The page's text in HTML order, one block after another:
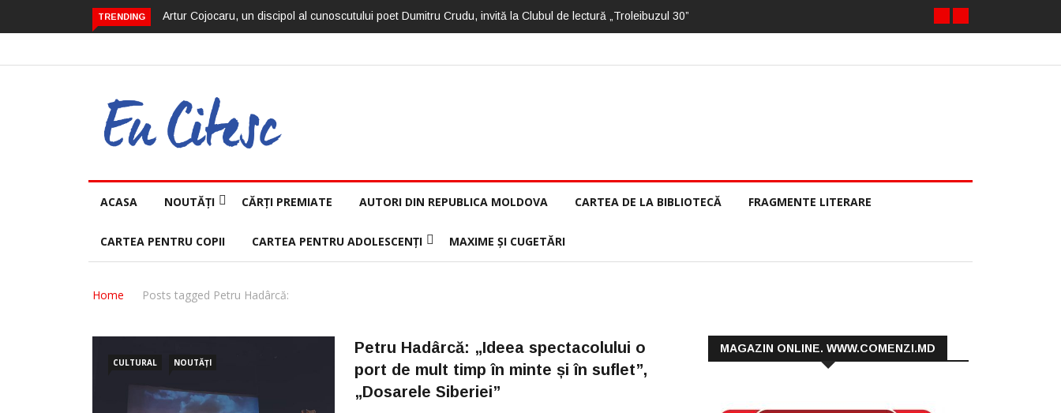
TRENDING Artur Cojocaru, un discipol al cunoscutului poet Dumitru Crudu, invită la Clubul de lectură „Troleibuzul 30”
ACASA NOUTĂȚI CĂRȚI PREMIATE AUTORI DIN REPUBLICA MOLDOVA CARTEA DE LA BIBLIOTECĂ FRAGMENTE LITERARE
CARTEA PENTRU COPII CARTEA PENTRU ADOLESCENȚI MAXIME ȘI CUGETĂRI
Home Posts tagged Petru Hadârcă:
CULTURAL NOUTĂȚI
Petru Hadârcă: „Ideea spectacolului o
port de mult timp în minte și în suflet”,
„Dosarele Siberiei”
MAGAZIN ONLINE. WWW.COMENZI.MD